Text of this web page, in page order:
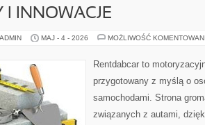
I INNOWACJE
MAJ - 4 - 2026 MOŻLIWOŚĆ
Rentdabcar to
przygotowany z myślą o
samochodami. Strona
związanych z autami,